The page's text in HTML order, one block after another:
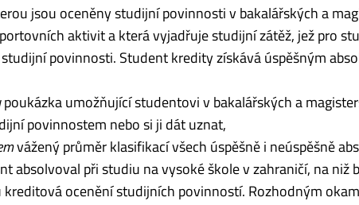
jsou oceněny studijní povinnosti v bakalářských a
ak­ti­vit a která vyjadřuje stu­dijní zátěž, jež pro
povinnosti. Student kredity zís­kává úspěšným
poukázka umožňující studentovi v bakalářských a
po­vin­nos­tem nebo si ji dát uznat,
vážený průměr klasifikací všech úspěšně i neúspěšně
absolvoval při studiu na vysoké škole v zahraničí, na niž
kreditová ocenění studijních povinností. Roz­hod­ným